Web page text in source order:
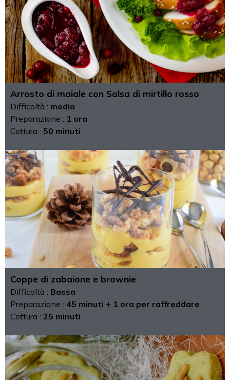
Arrosto di maiale con Salsa di mirtillo rosso
Difficoltà : media
Preparazione : 1 ora
Cottura : 50 minuti
Coppe di zabaione e brownie
Difficoltà : Bassa
Preparazione : 45 minuti + 1 ora per raffreddare
Cottura : 25 minuti